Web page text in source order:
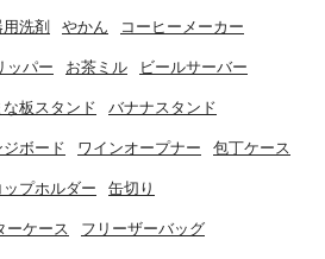
洗剤 やかん コーヒーメーカー
ッパー お茶ミル ビールサーバー
な板スタンド バナナスタンド
ジボード ワインオープナー 包丁ケース
ップホルダー 缶切り
ーケース フリーザーバッグ